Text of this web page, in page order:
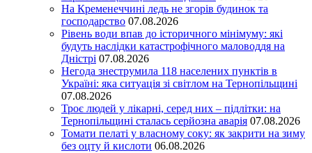
На Кременеччині ледь не згорів будинок та
господарство 07.08.2026
Рівень води впав до історичного мінімуму: які
будуть наслідки катастрофічного маловоддя на
Дністрі 07.08.2026
Негода знеструмила 118 населених пунктів в
Україні: яка ситуація зі світлом на Тернопільщині
07.08.2026
Троє людей у лікарні, серед них – підлітки: на
Тернопільщині сталась серйозна аварія 07.08.2026
Томати пелаті у власному соку: як закрити на зиму
без оцту й кислоти 06.08.2026